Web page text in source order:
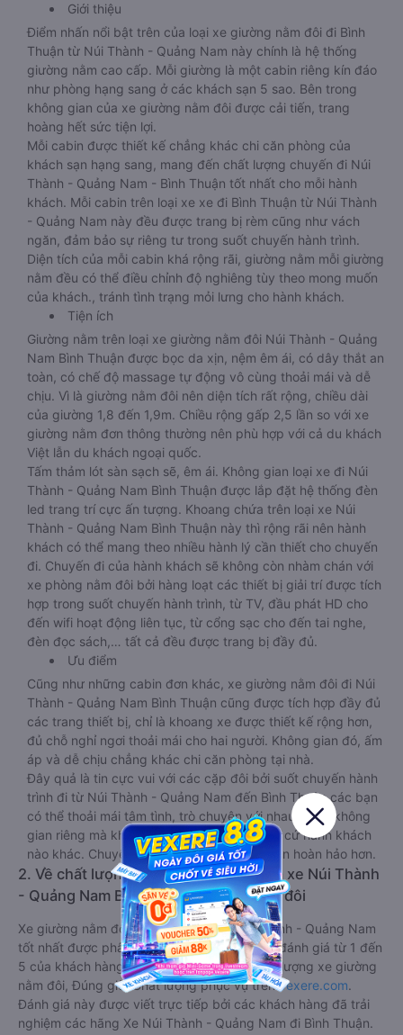
Giới thiệu
Điểm nhấn nổi bật trên của loại xe giường nằm đôi đi Bình
Thuận từ Núi Thành - Quảng Nam này chính là hệ thống
giường nằm cao cấp. Mỗi giường là một cabin riêng kín đáo
như phòng hạng sang ở các khách sạn 5 sao. Bên trong
không gian của xe giường nằm đôi được cải tiến, trang
hoàng hết sức tiện lợi.
Mỗi cabin được thiết kế chẳng khác chi căn phòng của
khách sạn hạng sang, mang đến chất lượng chuyến đi Núi
Thành - Quảng Nam - Bình Thuận tốt nhất cho mỗi hành
khách. Mỗi cabin trên loại xe xe đi Bình Thuận từ Núi Thành
- Quảng Nam này đều được trang bị rèm cũng như vách
ngăn, đảm bảo sự riêng tư trong suốt chuyến hành trình.
Diện tích của mỗi cabin khá rộng rãi, giường nằm mỗi giường
nằm đều có thể điều chỉnh độ nghiêng tùy theo mong muốn
của khách., tránh tình trạng mỏi lưng cho hành khách.
Tiện ích
Giường nằm trên loại xe giường nằm đôi Núi Thành - Quảng
Nam Bình Thuận được bọc da xịn, nệm êm ái, có dây thắt an
toàn, có chế độ massage tự động vô cùng thoải mái và dễ
chịu. Vì là giường nằm đôi nên diện tích rất rộng, chiều dài
của giường 1,8 đến 1,9m. Chiều rộng gấp 2,5 lần so với xe
giường nằm đơn thông thường nên phù hợp với cả du khách
Việt lẫn du khách ngoại quốc.
Tấm thảm lót sàn sạch sẽ, êm ái. Không gian loại xe đi Núi
Thành - Quảng Nam Bình Thuận được lắp đặt hệ thống đèn
led trang trí cực ấn tượng. Khoang chứa trên loại xe Núi
Thành - Quảng Nam Bình Thuận này thì rộng rãi nên hành
khách có thể mang theo nhiều hành lý cần thiết cho chuyến
đi. Chuyến đi của hành khách sẽ không còn nhàm chán với
xe phòng nằm đôi bởi hàng loạt các thiết bị giải trí được tích
hợp trong suốt chuyến hành trình, từ TV, đầu phát HD cho
đến wifi hoạt động liên tục, từ cổng sạc cho đến tai nghe,
đèn đọc sách,… tất cả đều được trang bị đầy đủ.
Ưu điểm
Cũng như những cabin đơn khác, xe giường nằm đôi đi Núi
Thành - Quảng Nam Bình Thuận cũng được tích hợp đầy đủ
các trang thiết bị, chỉ là khoang xe được thiết kế rộng hơn,
đủ chỗ nghỉ ngơi thoải mái cho hai người. Không gian đó, ấm
áp và dễ chịu chẳng khác chi căn phòng tại nhà.
Đây quả là tin cực vui với các cặp đôi bởi suốt chuyến hành
trình đi từ Núi Thành - Quảng Nam đến Bình Thuận các bạn
có thể thoải mái tâm tình, trò chuyện với nhau trong không
gian riêng mà không sợ ảnh hưởng đến bất cứ hành khách
nào khác. Chuyến du lịch vì thế cũng trở nên hoàn hảo hơn.
2. Về chất lượng, review, đánh giá nhà xe Núi Thành
- Quảng Nam Bình Thuận giường nằm đôi
Xe giường nằm đôi đi Bình Thuận từ Núi Thành - Quảng Nam
tốt nhất được phân loại chất lượng dựa trên đánh giá từ 1 đến
5 của khách hàng với các tiêu chí như: Chất lượng xe giường
nằm đôi, Đúng giờ, Chất lượng phục vụ trênVexere.com.
Đánh giá này được viết trực tiếp bởi các khách hàng đã trải
nghiệm các hãng Xe Núi Thành - Quảng Nam đi Bình Thuận.